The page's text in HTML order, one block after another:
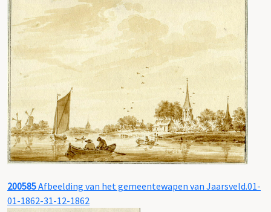
200585Afbeelding van het gemeentewapen van Jaarsveld.01-
01-1862-31-12-1862